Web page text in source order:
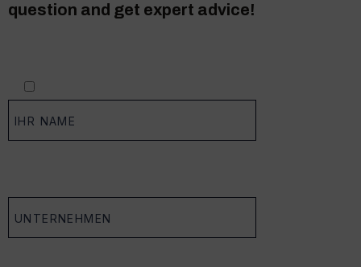
question and get expert advice!